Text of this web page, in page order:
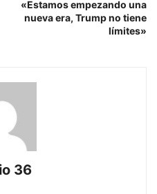
«Estamos empezando una
nueva era, Trump no tiene
límites»
36